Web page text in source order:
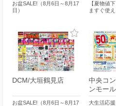
お盆SALE!（8月6日～8月17
日）
【夏物値
ますぐ使
DCM/大垣鶴見店
お盆SALE!（8月6日～8月17
中央コ
ンモー
大生活応